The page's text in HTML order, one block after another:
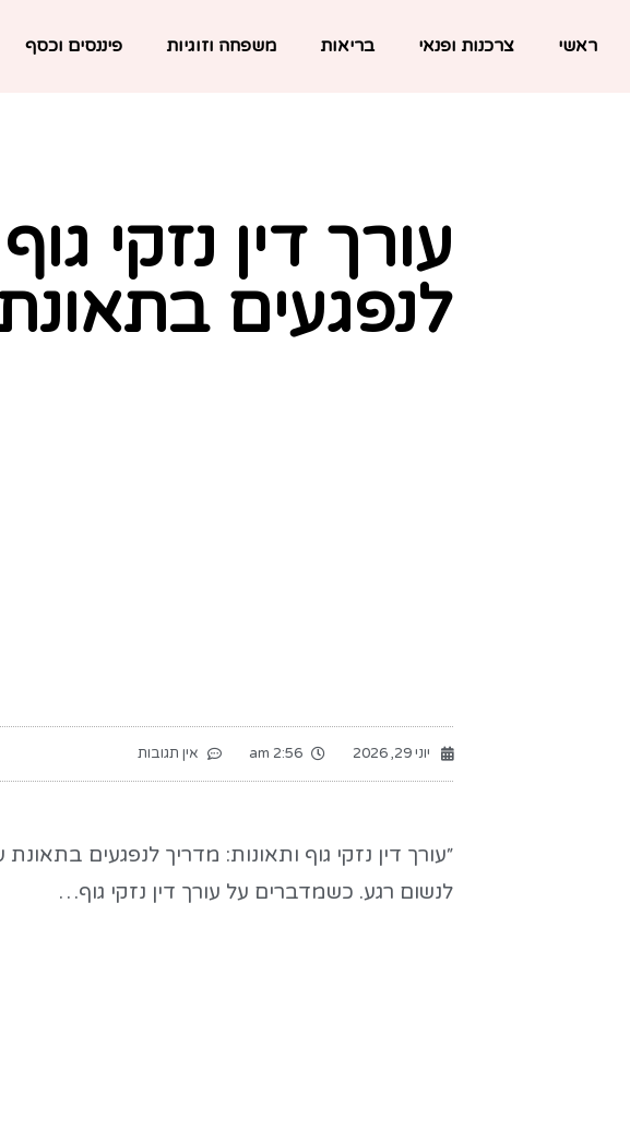
ראשי צרכנות ופנאי בריאות משפחה וזוגיות פיננסים וכסף
עורך דין נזקי
לנפגעים
יוני 29, 2026 2:56 am אין תגובות
״עורך דין נזקי גוף ותאונות: מדריך לנפגעים
לנשום רגע. כשמדברים על עורך דין נזקי גוף…